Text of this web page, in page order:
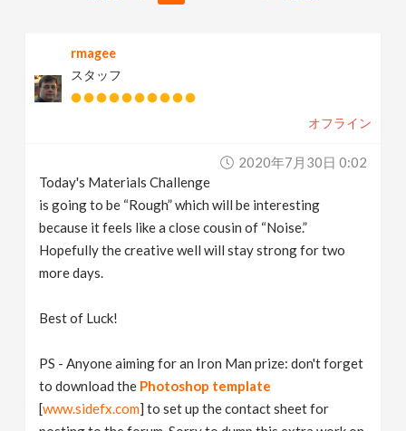
g
rmagee
スタッフ
オフライン
2020年7月30日 0:02
Today's Materials Challenge
is going to be “Rough” which will be interesting
because it feels like a close cousin of “Noise.”
Hopefully the creative well will stay strong for two
more days.
Best of Luck!
PS - Anyone aiming for an Iron Man prize: don't forget
to download the Photoshop template
[www.sidefx.com] to set up the contact sheet for